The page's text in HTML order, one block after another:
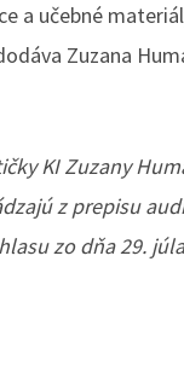
a učebné
Zuzana
KI Zuzany
z prepisu
zo dňa 29.